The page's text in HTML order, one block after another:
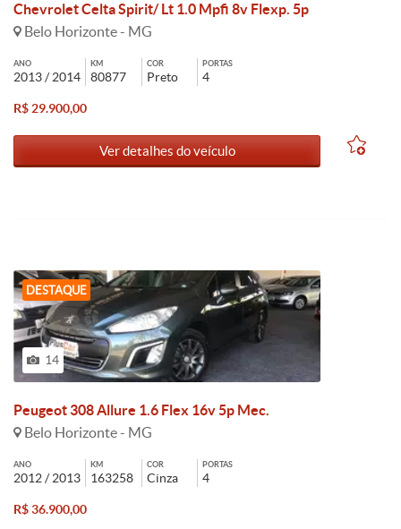
Chevrolet Celta Spirit/ Lt 1.0 Mpfi 8v Flexp. 5p
Belo Horizonte - MG
ANO
2013 / 2014
KM
80877
COR
Preto
PORTAS
4
R$ 29.900,00
Ver detalhes do veículo
DESTAQUE
14
Peugeot 308 Allure 1.6 Flex 16v 5p Mec.
Belo Horizonte - MG
ANO
2012 / 2013
KM
163258
COR
Cinza
PORTAS
4
R$ 36.900,00